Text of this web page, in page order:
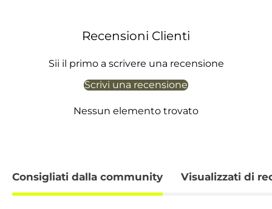
Recensioni Clienti
Sii il primo a scrivere una recensione
Scrivi una recensione
Nessun elemento trovato
Consigliati dalla community Visualizzati di